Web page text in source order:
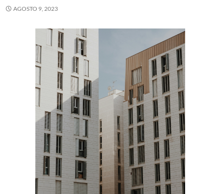
AGOSTO 9, 2023